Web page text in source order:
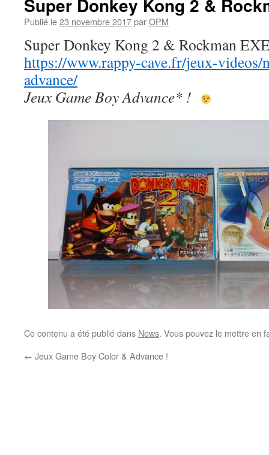
Super Donkey Kong 2 &
Publié le23 novembre 2017parOPM
Super Donkey Kong 2 & Rockman
https://www.rappy-cave.fr/jeux-videos/
advance/
Jeux Game Boy Advance* !
Ce contenu a été publié dans News. Vous pouvez le mettre en
← Jeux Game Boy Color & Advance !